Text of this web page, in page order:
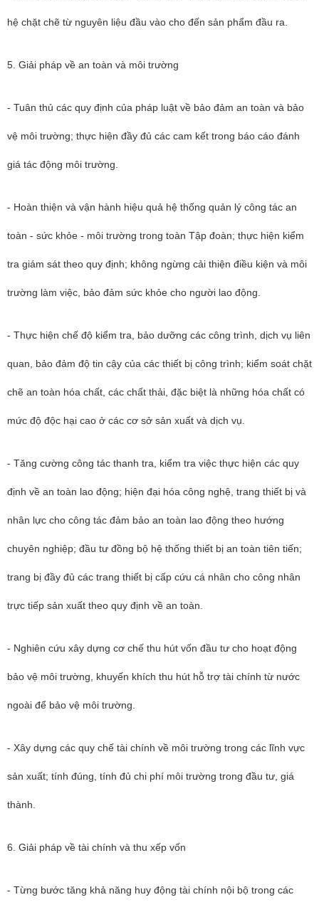
hệ chặt chẽ từ nguyên liệu đầu vào cho đến sản phẩm đầu ra.
5. Giải pháp về an toàn và môi trường
- Tuân thủ các quy định của pháp luật về bảo đảm an toàn và bảo
vệ môi trường; thực hiện đầy đủ các cam kết trong báo cáo đánh
giá tác động môi trường.
- Hoàn thiện và vận hành hiệu quả hệ thống quản lý công tác an
toàn - sức khỏe - môi trường trong toàn Tập đoàn; thực hiện kiểm
tra giám sát theo quy định; không ngừng cải thiện điều kiện và môi
trường làm việc, bảo đảm sức khỏe cho người lao động.
- Thực hiện chế độ kiểm tra, bảo dưỡng các công trình, dịch vụ liên
quan, bảo đảm độ tin cậy của các thiết bị công trình; kiểm soát chặt
chẽ an toàn hóa chất, các chất thải, đặc biệt là những hóa chất có
mức độ độc hại cao ở các cơ sở sản xuất và dịch vụ.
- Tăng cường công tác thanh tra, kiểm tra việc thực hiện các quy
định về an toàn lao động; hiện đại hóa công nghệ, trang thiết bị và
nhân lực cho công tác đảm bảo an toàn lao động theo hướng
chuyên nghiệp; đầu tư đồng bộ hệ thống thiết bị an toàn tiên tiến;
trang bị đầy đủ các trang thiết bị cấp cứu cá nhân cho công nhân
trực tiếp sản xuất theo quy định về an toàn.
- Nghiên cứu xây dựng cơ chế thu hút vốn đầu tư cho hoạt động
bảo vệ môi trường, khuyến khích thu hút hỗ trợ tài chính từ nước
ngoài để bảo vệ môi trường.
- Xây dựng các quy chế tài chính về môi trường trong các lĩnh vực
sản xuất; tính đúng, tính đủ chi phí môi trường trong đầu tư, giá
thành.
6. Giải pháp về tài chính và thu xếp vốn
- Từng bước tăng khả năng huy động tài chính nội bộ trong các